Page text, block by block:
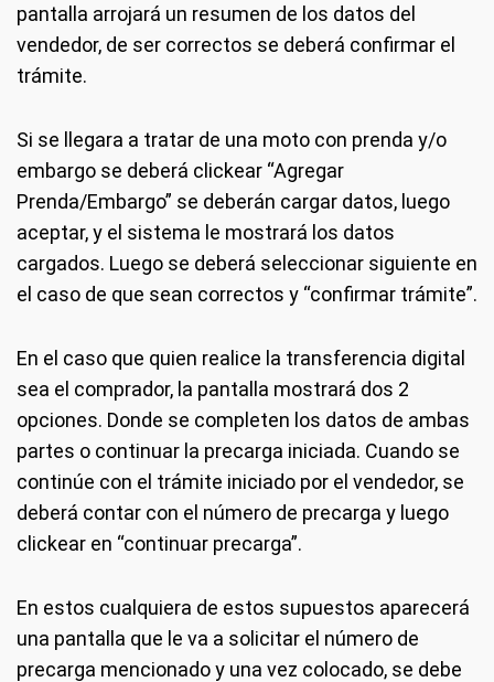
pantalla arrojará un resumen de los datos del
vendedor, de ser correctos se deberá confirmar el
trámite.
Si se llegara a tratar de una moto con prenda y/o
embargo se deberá clickear “Agregar
Prenda/Embargo” se deberán cargar datos, luego
aceptar, y el sistema le mostrará los datos
cargados. Luego se deberá seleccionar siguiente en
el caso de que sean correctos y “confirmar trámite”.
En el caso que quien realice la transferencia digital
sea el comprador, la pantalla mostrará dos 2
opciones. Donde se completen los datos de ambas
partes o continuar la precarga iniciada. Cuando se
continúe con el trámite iniciado por el vendedor, se
deberá contar con el número de precarga y luego
clickear en “continuar precarga”.
En estos cualquiera de estos supuestos aparecerá
una pantalla que le va a solicitar el número de
precarga mencionado y una vez colocado, se debe